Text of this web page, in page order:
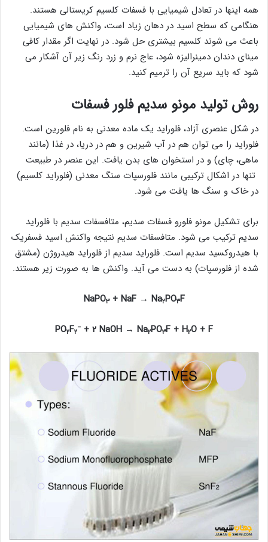
همه اینها در تعادل شیمیایی با فسفات کلسیم کریستالی هستند.
هنگامی که سطح اسید در دهان زیاد است، واکنش های شیمیایی
باعث می شوند کلسیم بیشتری حل شود. در نهایت اگر مقدار کافی
مینای دندان دمینرالیزه شود، عاج نرم و زرد رنگ زیر آن آشکار می
شود که باید سریع آن را ترمیم کنید.
روش تولید مونو سدیم فلور فسفات
در شکل عنصری آزاد، فلوراید یک ماده معدنی به نام فلورین است.
فلوراید را می توان هم در آب شیرین و هم در دریا، در غذا (مانند
ماهی، چای) و در استخوان های بدن یافت. این عنصر در طبیعت
تنها در اشکال ترکیبی مانند فلورسپات سنگ معدنی (فلوراید کلسیم)
در خاک و سنگ ها یافت می شود.
برای تشکیل مونو فلورو فسفات سدیم، متافسفات سدیم با فلوراید
سدیم ترکیب می شود. متافسفات سدیم نتیجه واکنش اسید فسفریک
با هیدروکسید سدیم است. فلوراید سدیم از فلوراید هیدروژن (مشتق
شده از فلورسپات) به دست می آید. واکنش ها به صورت زیر هستند.
NaPO۳+ NaF → Na۲PO۳F
PO۲F۲− + ۲ NaOH → Na۲PO۳F + H۲O + F